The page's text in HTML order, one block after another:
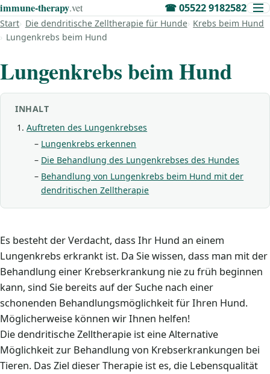
immune‑therapy.vet ☎05522 9182582
Start Die dendritische Zelltherapie für Hunde Krebs beim Hund
Lungenkrebs beim Hund
Lungenkrebs beim Hund
INHALT
Auftreten des Lungenkrebses
Lungenkrebs erkennen
Die Behandlung des Lungenkrebses des Hundes
Behandlung von Lungenkrebs beim Hund mit der
dendritischen Zelltherapie
Es besteht der Verdacht, dass Ihr Hund an einem
Lungenkrebs erkrankt ist. Da Sie wissen, dass man mit der
Behandlung einer Krebserkrankung nie zu früh beginnen
kann, sind Sie bereits auf der Suche nach einer
schonenden Behandlungsmöglichkeit für Ihren Hund.
Möglicherweise können wir Ihnen helfen!
Die dendritische Zelltherapie ist eine Alternative
Möglichkeit zur Behandlung von Krebserkrankungen bei
Tieren. Das Ziel dieser Therapie ist es, die Lebensqualität